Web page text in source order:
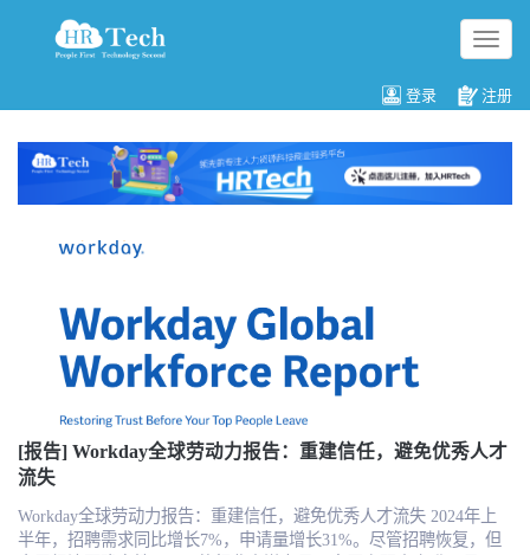
切
换
航
登录 注册
[报告] Workday全球劳动力报告：重建信任，避免优秀人才
流失
Workday全球劳动力报告：重建信任，避免优秀人才流失 2024年上
半年，招聘需求同比增长7%，申请量增长31%。尽管招聘恢复，但